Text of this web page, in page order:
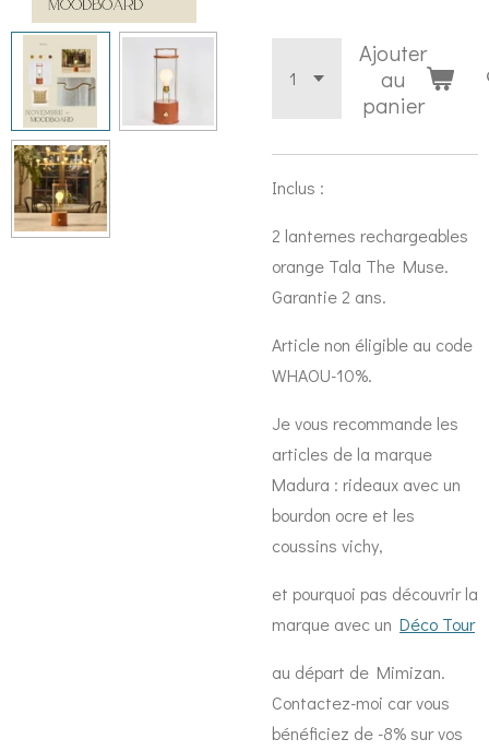
Ajouter
au
panier
Inclus :
2 lanternes rechargeables
orange Tala The Muse.
Garantie 2 ans.
Article non éligible au code
WHAOU-10%.
Je vous recommande les
articles de la marque
Madura : rideaux avec un
bourdon ocre et les
coussins vichy,
et pourquoi pas découvrir la
marque avec un Déco Tour
au départ de Mimizan.
Contactez-moi car vous
bénéficiez de -8% sur vos